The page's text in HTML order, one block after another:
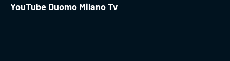
YouTube Duomo Milano Tv